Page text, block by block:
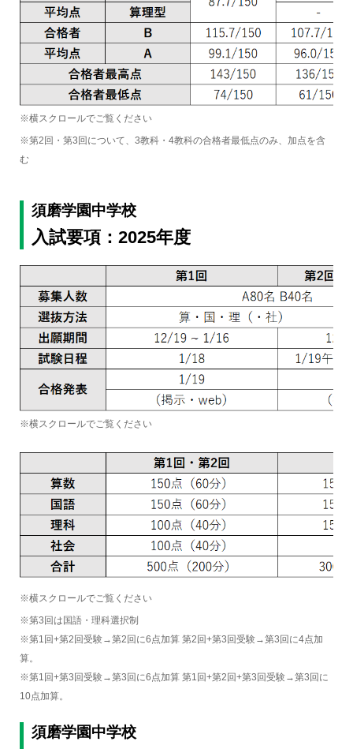
※横スクロールでご覧ください
※第2回・第3回について、3教科・4教科の合格者最低点のみ、加点を含
む
須磨学園中学校
入試要項：2025年度
※横スクロールでご覧ください
※横スクロールでご覧ください
※第3回は国語・理科選択制
※第1回+第2回受験→第2回に6点加算 第2回+第3回受験→第3回に4点加
算。
※第1回+第3回受験→第3回に6点加算 第1回+第2回+第3回受験→第3回に
10点加算。
須磨学園中学校